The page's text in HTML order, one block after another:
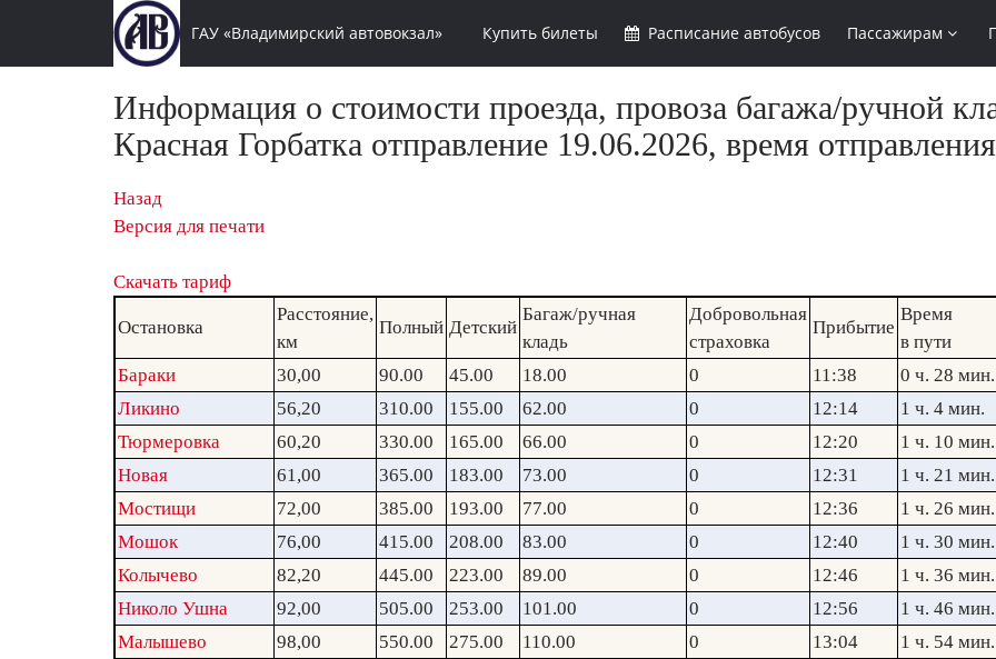
ГАУ «Владимирский автовокзал» Купить билеты Расписание автобусов Пассажирам
Информация о стоимости проезда, провоза багажа/ручной
Красная Горбатка отправление 19.06.2026, время
Назад
Версия для печати
Скачать тариф
Остановка
Расстояние,
км
Полный Детский
Багаж/ручная
кладь
Добровольная
страховка
Прибытие
Время
в пути
Бараки
30,00 90.00 45.00 18.00 0 11:38
0 ч. 28 мин.
Ликино
56,20 310.00 155.00 62.00 0 12:14
1 ч. 4 мин.
Тюрмеровка
60,20 330.00 165.00 66.00 0 12:20
1 ч. 10 мин.
Новая
61,00 365.00 183.00 73.00 0 12:31
1 ч. 21 мин.
Мостищи
72,00 385.00 193.00 77.00 0 12:36
1 ч. 26 мин.
Мошок
76,00 415.00 208.00 83.00 0 12:40
1 ч. 30 мин.
Колычево
82,20 445.00 223.00 89.00 0 12:46
1 ч. 36 мин.
Николо Ушна
92,00 505.00 253.00 101.00 0 12:56
1 ч. 46 мин.
Малышево
98,00 550.00 275.00 110.00 0 13:04
1 ч. 54 мин.